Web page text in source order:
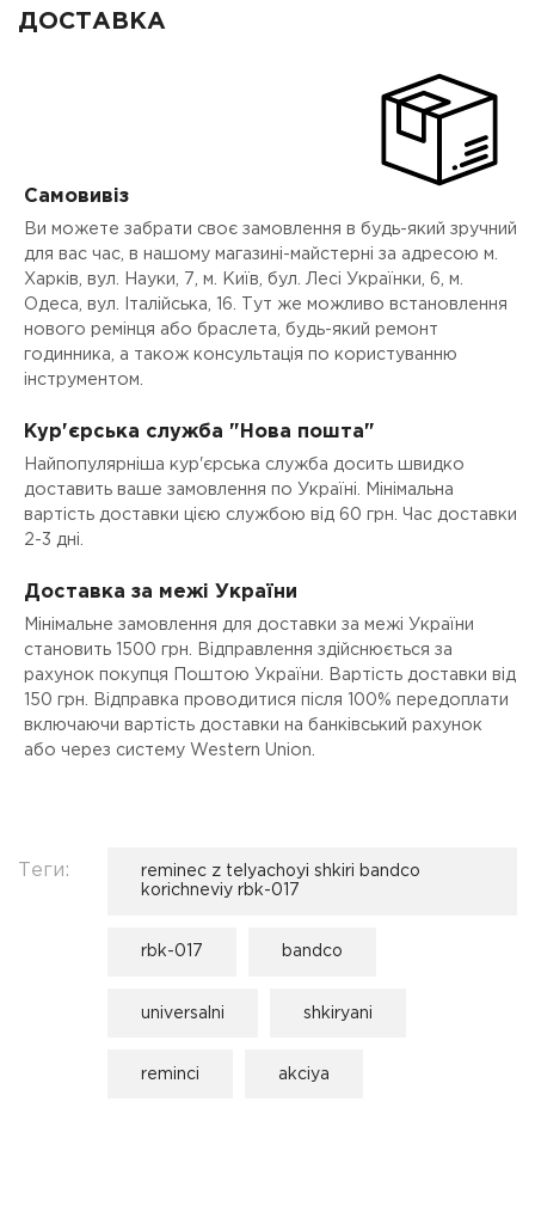
ДОСТАВКА
Самовивіз
Ви можете забрати своє замовлення в будь-який зручний
для вас час, в нашому магазині-майстерні за адресою м.
Харків, вул. Науки, 7, м. Київ, бул. Лесі Українки, 6, м.
Одеса, вул. Італійська, 16. Тут же можливо встановлення
нового ремінця або браслета, будь-який ремонт
годинника, а також консультація по користуванню
інструментом.
Кур'єрська служба "Нова пошта"
Найпопулярніша кур'єрська служба досить швидко
доставить ваше замовлення по Україні. Мінімальна
вартість доставки цією службою від 60 грн. Час доставки
2-3 дні.
Доставка за межі України
Мінімальне замовлення для доставки за межі України
становить 1500 грн. Відправлення здійснюється за
рахунок покупця Поштою України. Вартість доставки від
150 грн. Відправка проводитися після 100% передоплати
включаючи вартість доставки на банківський рахунок
або через систему Western Union.
Теги:
reminec z telyachoyi shkiri bandco
korichneviy rbk-017
rbk-017 bandco
universalni shkiryani
reminci akciya